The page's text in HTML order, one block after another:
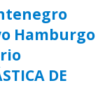
Hamburgo
DE